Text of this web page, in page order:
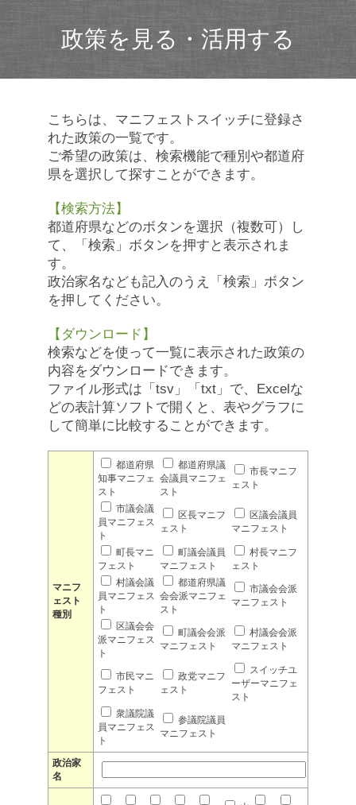
政策を見る・活用する
こちらは、マニフェストスイッチに登録さ
れた政策の一覧です。
ご希望の政策は、検索機能で種別や都道府
県を選択して探すことができます。
【検索方法】
都道府県などのボタンを選択（複数可）し
て、「検索」ボタンを押すと表示されま
す。
政治家名なども記入のうえ「検索」ボタン
を押してください。
【ダウンロード】
検索などを使って一覧に表示された政策の
内容をダウンロードできます。
ファイル形式は「tsv」「txt」で、Excelな
どの表計算ソフトで開くと、表やグラフに
して簡単に比較することができます。
マニフ
ェスト
種別
都道府県
知事マニフェ
スト
都道府県議
会議員マニフェ
スト
市長マニフ
ェスト
市議会議
員マニフェス
ト
区長マニフ
ェスト
区議会議員
マニフェスト
町長マニ
フェスト
町議会議員
マニフェスト
村長マニフ
ェスト
村議会議
員マニフェス
ト
都道府県議
会会派マニフェ
スト
市議会会派
マニフェスト
区議会会
派マニフェス
ト
町議会会派
マニフェスト
村議会会派
マニフェスト
市民マニ
フェスト
政党マニフ
ェスト
スイッチユ
ーザーマニフェ
スト
衆議院議
員マニフェス
ト
参議院議員
マニフェスト
政治家
名